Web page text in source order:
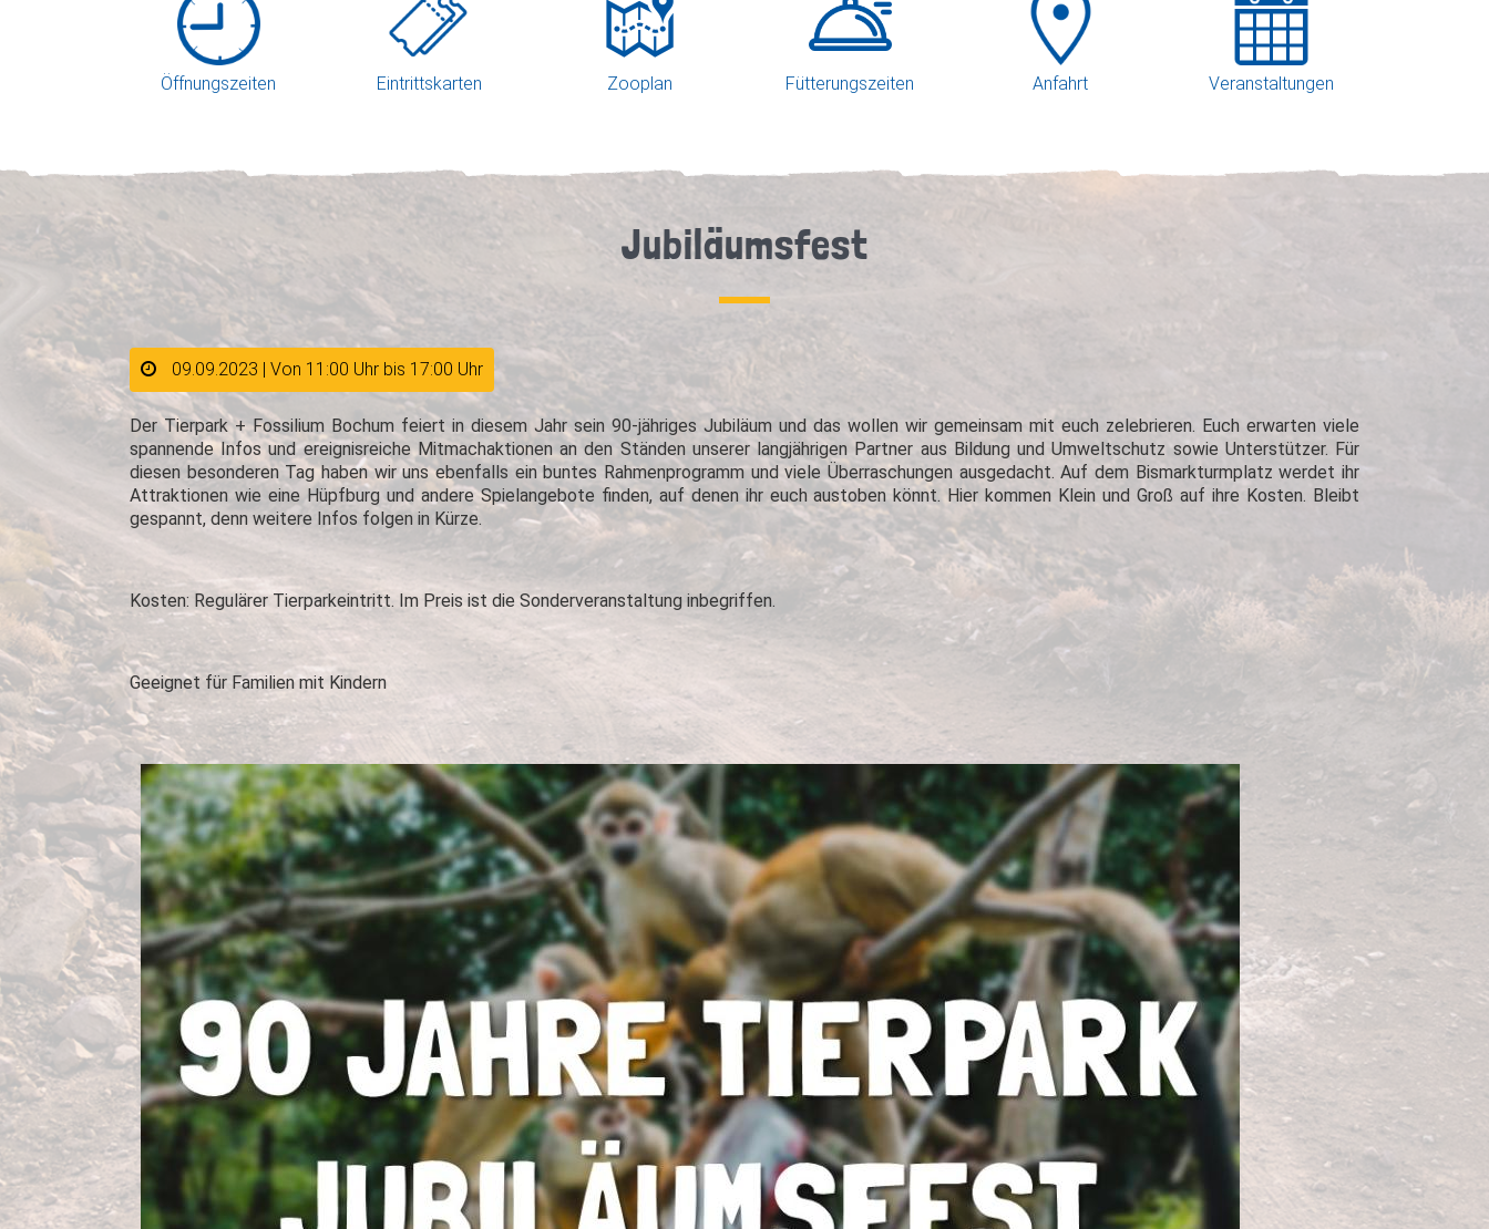
Öffnungszeiten Eintrittskarten Zooplan Fütterungszeiten Anfahrt Veranstaltungen
Jubiläumsfest
09.09.2023 | Von 11:00 Uhr bis 17:00 Uhr
Der Tierpark + Fossilium Bochum feiert in diesem Jahr sein 90-jähriges Jubiläum und das wollen wir gemeinsam mit euch zelebrieren. Euch erwarten viele
spannende Infos und ereignisreiche Mitmachaktionen an den Ständen unserer langjährigen Partner aus Bildung und Umweltschutz sowie Unterstützer. Für
diesen besonderen Tag haben wir uns ebenfalls ein buntes Rahmenprogramm und viele Überraschungen ausgedacht. Auf dem Bismarkturmplatz werdet ihr
Attraktionen wie eine Hüpfburg und andere Spielangebote finden, auf denen ihr euch austoben könnt. Hier kommen Klein und Groß auf ihre Kosten. Bleibt
gespannt, denn weitere Infos folgen in Kürze.
Kosten: Regulärer Tierparkeintritt. Im Preis ist die Sonderveranstaltung inbegriffen.
Geeignet für Familien mit Kindern